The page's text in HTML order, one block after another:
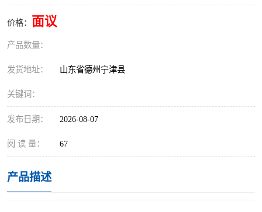
价格： 面议
产品数量：
发货地址： 山东省德州宁津县
关键词：
发布日期： 2026-08-07
阅 读 量： 67
产品描述